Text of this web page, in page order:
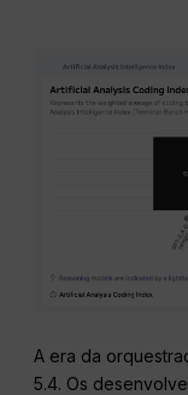
A era da
5.4. Os